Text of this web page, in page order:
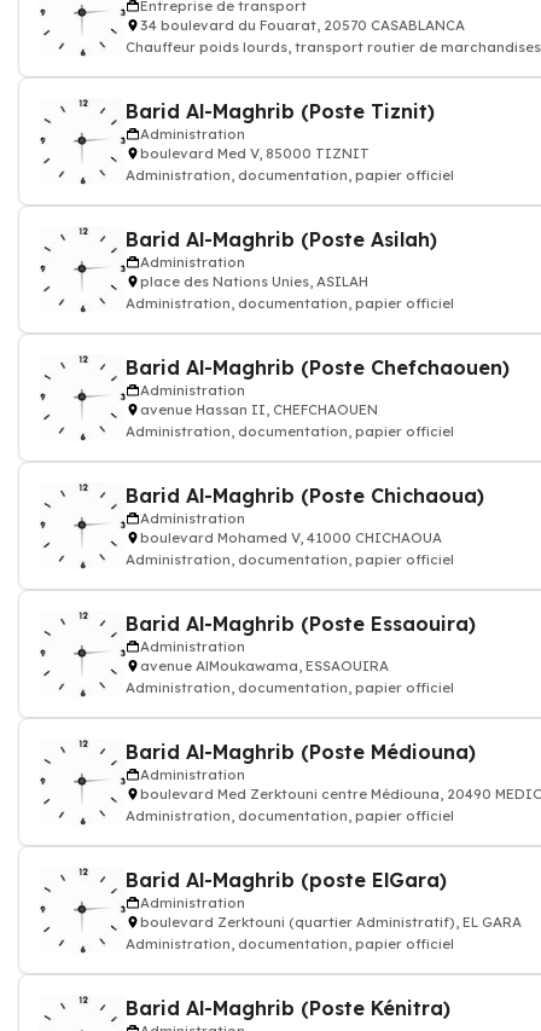
Entreprise de transport
34 boulevard du Fouarat, 20570 CASABLANCA
Chauffeur poids lourds, transport routier de
Barid Al-Maghrib (Poste Tiznit)
Administration
boulevard Med V, 85000 TIZNIT
Administration, documentation, papier officiel
Barid Al-Maghrib (Poste Asilah)
Administration
place des Nations Unies, ASILAH
Administration, documentation, papier officiel
Barid Al-Maghrib (Poste Chefchaouen)
Administration
avenue Hassan II, CHEFCHAOUEN
Administration, documentation, papier officiel
Barid Al-Maghrib (Poste Chichaoua)
Administration
boulevard Mohamed V, 41000 CHICHAOUA
Administration, documentation, papier officiel
Barid Al-Maghrib (Poste Essaouira)
Administration
avenue AlMoukawama, ESSAOUIRA
Administration, documentation, papier officiel
Barid Al-Maghrib (Poste Médiouna)
Administration
boulevard Med Zerktouni centre Médiouna, 20490
Administration, documentation, papier officiel
Barid Al-Maghrib (poste ElGara)
Administration
boulevard Zerktouni (quartier Administratif), EL GARA
Administration, documentation, papier officiel
Barid Al-Maghrib (Poste Kénitra)